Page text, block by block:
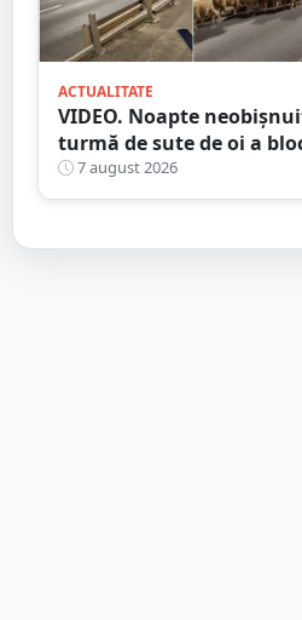
ACTUALITATE
VIDEO. Noapte
turmă de sute de oi a
Gest de apreciat al
7 august 2026